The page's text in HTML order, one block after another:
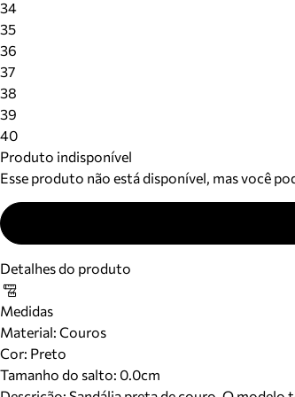
34
35
36
37
38
39
40
Produto indisponível
Esse produto não está disponível, mas você
Detalhes do produto
Medidas
Material: Couros
Cor: Preto
Tamanho do salto: 0.0cm